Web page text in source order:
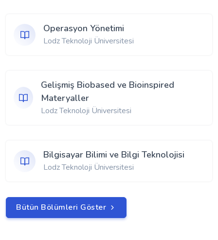
Operasyon Yönetimi
Lodz Teknoloji Üniversitesi
Gelişmiş Biobased ve Bioinspired
Materyaller
Lodz Teknoloji Üniversitesi
Bilgisayar Bilimi ve Bilgi Teknolojisi
Lodz Teknoloji Üniversitesi
Bütün Bölümleri Göster